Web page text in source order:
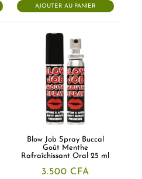
AJOUTER AU PANIER
Blow Job Spray Buccal
Goût Menthe
Rafraîchissant Oral 25 ml
3.500 CFA